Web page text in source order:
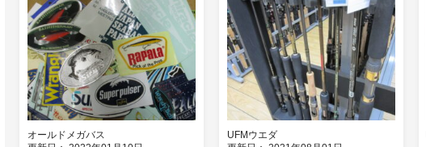
オールドメガバス
UFMウエダ